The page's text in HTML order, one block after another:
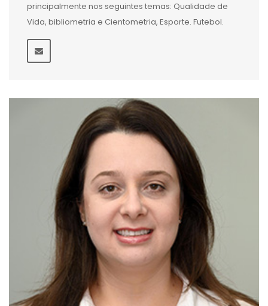
principalmente nos seguintes temas: Qualidade de
Vida, bibliometria e Cientometria, Esporte. Futebol.